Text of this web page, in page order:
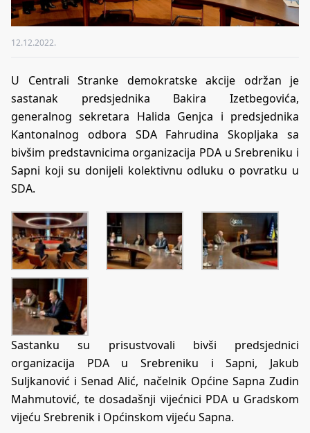
12.12.2022.
U Centrali Stranke demokratske akcije održan je
sastanak predsjednika Bakira Izetbegovića,
generalnog sekretara Halida Genjca i predsjednika
Kantonalnog odbora SDA Fahrudina Skopljaka sa
bivšim predstavnicima organizacija PDA u Srebreniku i
Sapni koji su donijeli kolektivnu odluku o povratku u
SDA.
Sastanku su prisustvovali bivši predsjednici
organizacija PDA u Srebreniku i Sapni, Jakub
Suljkanović i Senad Alić, načelnik Općine Sapna Zudin
Mahmutović, te dosadašnji vijećnici PDA u Gradskom
vijeću Srebrenik i Općinskom vijeću Sapna.